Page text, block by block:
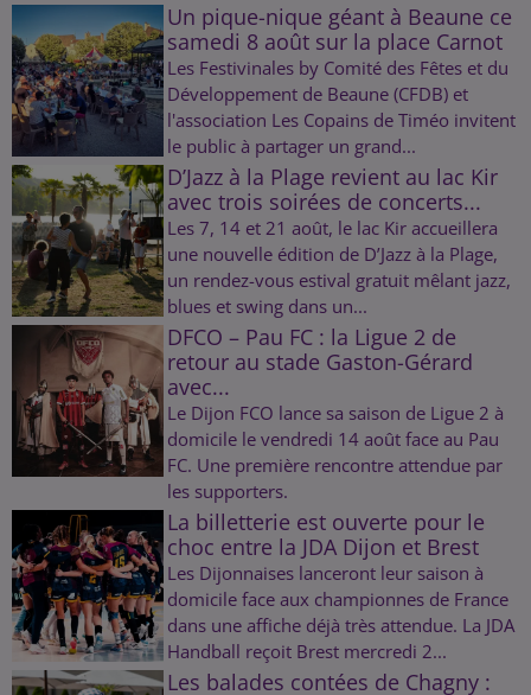
Un pique-nique géant à Beaune ce
samedi 8 août sur la place Carnot
Les Festivinales by Comité des Fêtes et du
Développement de Beaune (CFDB) et
l'association Les Copains de Timéo invitent
le public à partager un grand...
D’Jazz à la Plage revient au lac Kir
avec trois soirées de concerts...
Les 7, 14 et 21 août, le lac Kir accueillera
une nouvelle édition de D’Jazz à la Plage,
un rendez-vous estival gratuit mêlant jazz,
blues et swing dans un...
DFCO – Pau FC : la Ligue 2 de
retour au stade Gaston-Gérard
avec...
Le Dijon FCO lance sa saison de Ligue 2 à
domicile le vendredi 14 août face au Pau
FC. Une première rencontre attendue par
les supporters.
La billetterie est ouverte pour le
choc entre la JDA Dijon et Brest
Les Dijonnaises lanceront leur saison à
domicile face aux championnes de France
dans une affiche déjà très attendue. La JDA
Handball reçoit Brest mercredi 2...
Les balades contées de Chagny :